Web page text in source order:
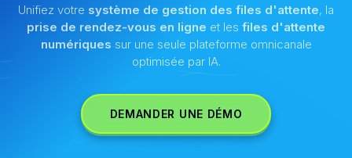
Unifiez votre système de gestion des files d'attente, la
prise de rendez-vous en ligne et les files d'attente
numériques sur une seule plateforme omnicanale
optimisée par IA.
DEMANDER UNE DÉMO